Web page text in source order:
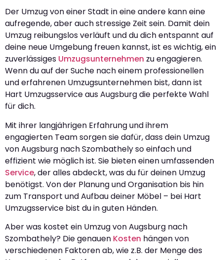
Der Umzug von einer Stadt in eine andere kann eine
aufregende, aber auch stressige Zeit sein. Damit dein
Umzug reibungslos verläuft und du dich entspannt auf
deine neue Umgebung freuen kannst, ist es wichtig, ein
zuverlässiges Umzugsunternehmen zu engagieren.
Wenn du auf der Suche nach einem professionellen
und erfahrenen Umzugsunternehmen bist, dann ist
Hart Umzugsservice aus Augsburg die perfekte Wahl
für dich.
Mit ihrer langjährigen Erfahrung und ihrem
engagierten Team sorgen sie dafür, dass dein Umzug
von Augsburg nach Szombathely so einfach und
effizient wie möglich ist. Sie bieten einen umfassenden
Service, der alles abdeckt, was du für deinen Umzug
benötigst. Von der Planung und Organisation bis hin
zum Transport und Aufbau deiner Möbel – bei Hart
Umzugsservice bist du in guten Händen.
Aber was kostet ein Umzug von Augsburg nach
Szombathely? Die genauen Kosten hängen von
verschiedenen Faktoren ab, wie z.B. der Menge des